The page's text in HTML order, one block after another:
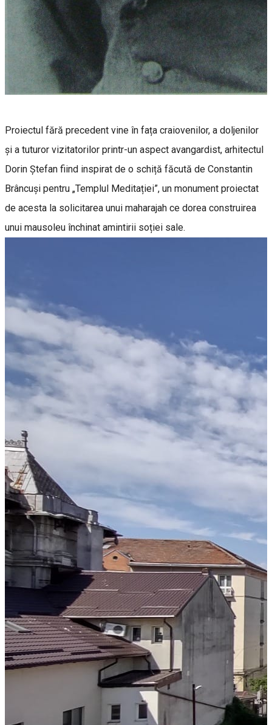
Proiectul fără precedent vine în fața craiovenilor, a doljenilor
și a tuturor vizitatorilor printr-un aspect avangardist, arhitectul
Dorin Ștefan fiind inspirat de o schiță făcută de Constantin
Brâncuși pentru „Templul Meditației”, un monument proiectat
de acesta la solicitarea unui maharajah ce dorea construirea
unui mausoleu închinat amintirii soției sale.